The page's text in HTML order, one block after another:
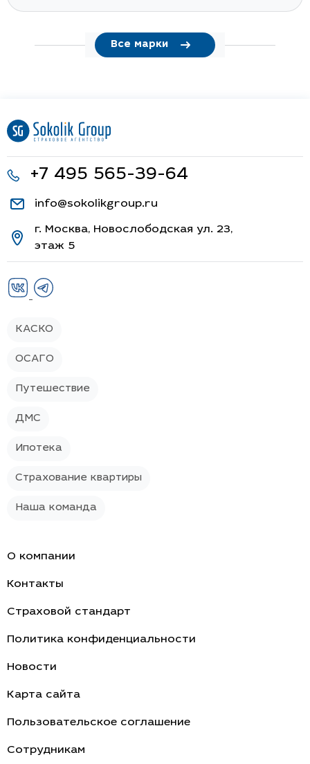
Все марки
+7 495 565-39-64
info@sokolikgroup.ru
г. Москва, Новослободская ул. 23,
этаж 5
КАСКО
ОСАГО
Путешествие
ДМС
Ипотека
Страхование квартиры
Наша команда
О компании
Контакты
Страховой стандарт
Политика конфиденциальности
Новости
Карта сайта
Пользовательское соглашение
Cотрудникам